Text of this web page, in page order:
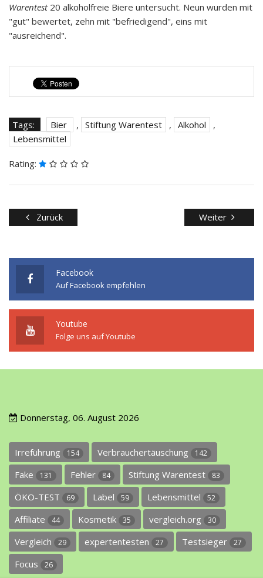
Warentest20 alkoholfreie Biere untersucht. Neun wurden mit
"gut" bewertet, zehn mit "befriedigend", eins mit
"ausreichend".
Tags: Bier , Stiftung Warentest , Alkohol
,
Lebensmittel
Rating:
Zurück Weiter
Facebook
Auf Facebook empfehlen
Youtube
Folge uns auf Youtube
Donnerstag, 06. August 2026
Irreführung 154 Verbrauchertäuschung 142
Fake 131 Fehler 84 Stiftung Warentest 83
ÖKO-TEST 69 Label 59 Lebensmittel 52
Affiliate 44 Kosmetik 35 vergleich.org 30
Vergleich 29 expertentesten 27 Testsieger 27
Focus 26